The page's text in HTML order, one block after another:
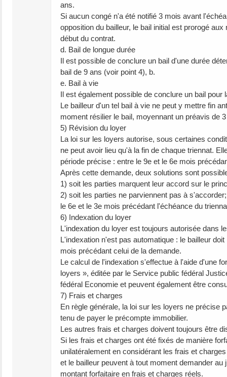
ans.
Si aucun congé n'a été notifié 3 mois avant
opposition du bailleur, le bail initial est prorogé
début du contrat.
d. Bail de longue durée
Il est possible de conclure un bail d'une durée
bail de 9 ans (voir point 4), b.
e. Bail à vie
Il est également possible de conclure un bail
Le bailleur d'un tel bail à vie ne peut y mettre fin
moment résilier le bail, moyennant un préavis de
5) Révision du loyer
La loi sur les loyers autorise, sous certaines
ne peut avoir lieu qu'à la fin de chaque triennat.
période précise : entre le 9e et le 6e mois
Après cette demande, deux solutions sont
1) soit les parties marquent leur accord sur le
2) soit les parties ne parviennent pas à
le 6e et le 3e mois précédant l'échéance du
6) Indexation du loyer
L'indexation du loyer est toujours autorisée dans
L'indexation n'est pas automatique : le bailleur
mois précédant celui de la demande.
Le calcul de l'indexation s'effectue à l'aide d'une
loyers », éditée par le Service public fédéral
fédéral Economie et peuvent également être
7) Frais et charges
En règle générale, la loi sur les loyers ne précise
tenu de payer le précompte immobilier.
Les autres frais et charges doivent toujours être
Si les frais et charges ont été fixés de manière
unilatéralement en considérant les frais et
et le bailleur peuvent à tout moment demander
montant forfaitaire en frais et charges réels.